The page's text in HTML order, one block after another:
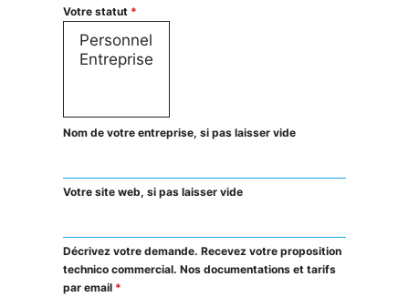
Votre statut *
Nom de votre entreprise, si pas laisser vide
Votre site web, si pas laisser vide
Décrivez votre demande. Recevez votre proposition
technico commercial. Nos documentations et tarifs
par email *